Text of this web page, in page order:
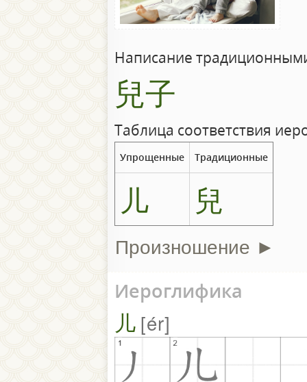
Написание
兒子
Таблица соответствия
Упрощенные Традиционные
儿 兒
Произношение ►
Иероглифика
儿 ér